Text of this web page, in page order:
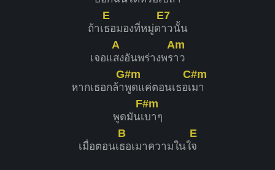
ถ้าเ
E
ธอมองที่หมู่ด
E7
าวนั้น
เจอแ
A
สงอันพร่างพร
Am
าว
หากเธอกล้า
G#m
พูดแค่ตอนเธอเ
C#m
มา
พูดมันเ
F#m
บาๆ
เมื่อตอนเ
B
ธอเมาความในใ
E
จ